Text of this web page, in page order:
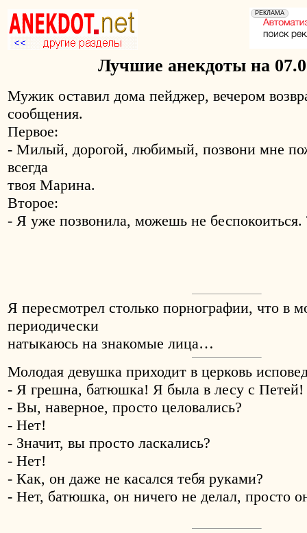
Лучшие анекдоты на
Мужик оставил дома пейджер, вечером
сообщения.
Первое:
- Милый, дорогой, любимый, позвони мне
всегда
твоя Марина.
Второе:
- Я уже позвонила, можешь не беспокоиться.
Я пересмотрел столько порнографии, что в
периодически
натыкаюсь на знакомые лица…
Молодая девушка приходит в церковь
- Я грешна, батюшка! Я была в лесу с Петей!
- Вы, наверное, просто целовались?
- Нет!
- Значит, вы просто ласкались?
- Нет!
- Как, он даже не касался тебя руками?
- Нет, батюшка, он ничего не делал, просто